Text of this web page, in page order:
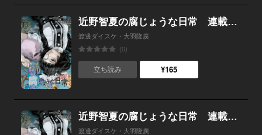
近野智夏の腐じょうな日常 連載版 第１５話 真実と呪い
渡邊ダイスケ・大羽隆廣
(0)
立ち読み ¥165
近野智夏の腐じょうな日常 連載版 第１４話 因縁と封印の儀
渡邊ダイスケ・大羽隆廣